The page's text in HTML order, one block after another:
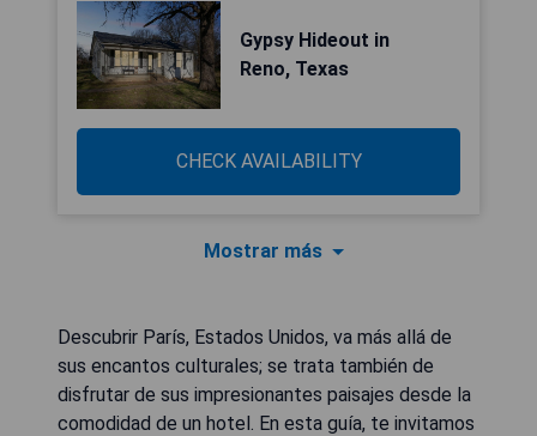
Gypsy Hideout in
Reno, Texas
CHECK AVAILABILITY
Mostrar más
Descubrir París, Estados Unidos, va más allá de
sus encantos culturales; se trata también de
disfrutar de sus impresionantes paisajes desde la
comodidad de un hotel. En esta guía, te invitamos